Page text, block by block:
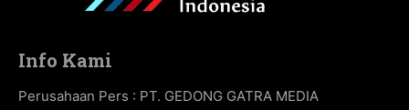
Info Kami
Perusahaan Pers : PT. GEDONG GATRA MEDIA